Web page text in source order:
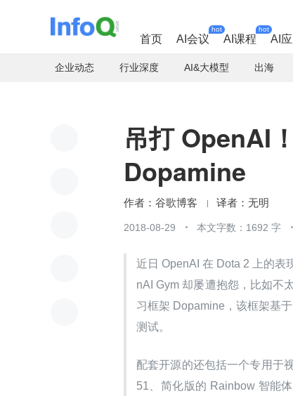
首页 AI会议
hot
AI课程
hot
AI应
企业动态 行业深度 AI&大模型 出海
吊打 OpenAI
Dopamine
谷歌博客 无明
2018-08-29 本文字数：1692 字
近日 OpenAI 在 Dota 2 上的表
nAI Gym 却屡遭抱怨，比如不
习框架 Dopamine，该框架基
测试。
配套开源的还包括一个专用于
51、简化版的 Rainbow 智能